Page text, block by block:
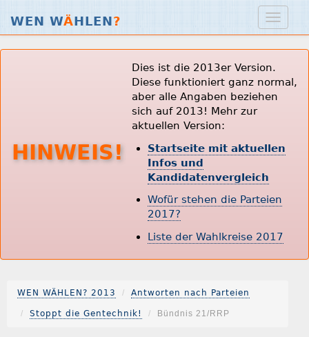
WEN WÄHLEN?
HINWEIS!
Dies ist die 2013er Version.
Diese funktioniert ganz normal,
aber alle Angaben beziehen
sich auf 2013! Mehr zur
aktuellen Version:
Startseite mit aktuellen
Infos und
Kandidatenvergleich
Wofür stehen die Parteien
2017?
Liste der Wahlkreise 2017
WEN WÄHLEN? 2013 Antworten nach Parteien
Stoppt die Gentechnik! Bündnis 21/RRP